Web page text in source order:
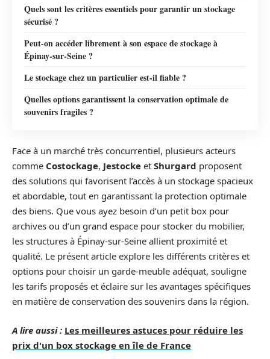
Quels sont les critères essentiels pour garantir un stockage
sécurisé ?
Peut-on accéder librement à son espace de stockage à
Épinay-sur-Seine ?
Le stockage chez un particulier est-il fiable ?
Quelles options garantissent la conservation optimale de
souvenirs fragiles ?
Face à un marché très concurrentiel, plusieurs acteurs
comme Costockage, Jestocke et Shurgard proposent
des solutions qui favorisent l’accès à un stockage spacieux
et abordable, tout en garantissant la protection optimale
des biens. Que vous ayez besoin d’un petit box pour
archives ou d’un grand espace pour stocker du mobilier,
les structures à Épinay-sur-Seine allient proximité et
qualité. Le présent article explore les différents critères et
options pour choisir un garde-meuble adéquat, souligne
les tarifs proposés et éclaire sur les avantages spécifiques
en matière de conservation des souvenirs dans la région.
A lire aussi : Les meilleures astuces pour réduire les
prix d'un box stockage en île de France